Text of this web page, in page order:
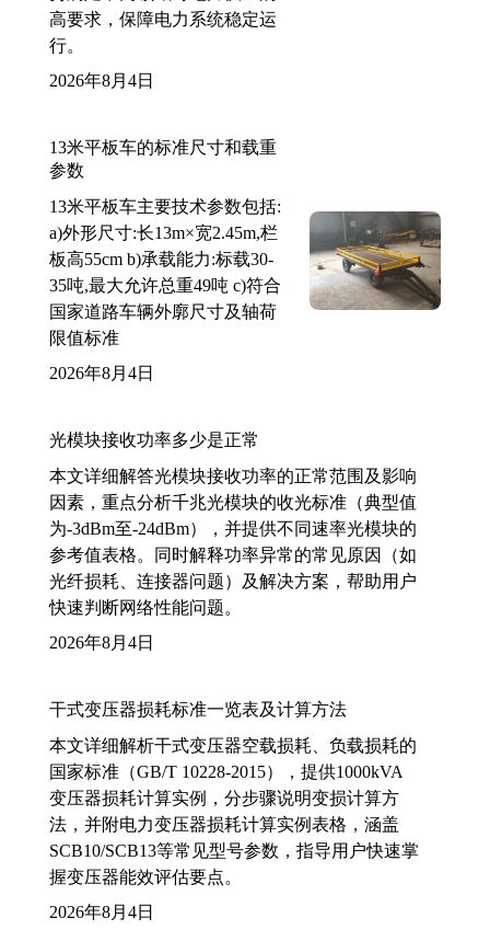
高要求，保障电力系统稳定运
行。
2026年8月4日
13米平板车的标准尺寸和载重
参数
13米平板车主要技术参数包括:
a)外形尺寸:长13m×宽2.45m,栏
板高55cm b)承载能力:标载30-
35吨,最大允许总重49吨 c)符合
国家道路车辆外廓尺寸及轴荷
限值标准
2026年8月4日
光模块接收功率多少是正常
本文详细解答光模块接收功率的正常范围及影响
因素，重点分析千兆光模块的收光标准（典型值
为-3dBm至-24dBm），并提供不同速率光模块的
参考值表格。同时解释功率异常的常见原因（如
光纤损耗、连接器问题）及解决方案，帮助用户
快速判断网络性能问题。
2026年8月4日
干式变压器损耗标准一览表及计算方法
本文详细解析干式变压器空载损耗、负载损耗的
国家标准（GB/T 10228-2015），提供1000kVA
变压器损耗计算实例，分步骤说明变损计算方
法，并附电力变压器损耗计算实例表格，涵盖
SCB10/SCB13等常见型号参数，指导用户快速掌
握变压器能效评估要点。
2026年8月4日